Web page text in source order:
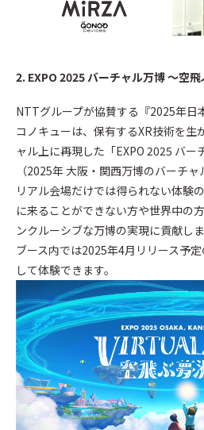
2. EXPO 2025 バーチャル万博 ～空
NTTグループが協賛する『2025年日
コノキューは、保有するXR技術を生
ャル上に再現した「EXPO 2025 バ
（2025年 大阪・関西万博のバーチャ
リアル会場だけでは得られない体験
に来ることができない方や世界中の
ンクルーシブな万博の実現に貢献しま
ブース内では2025年4月リリース予
して体験できます。